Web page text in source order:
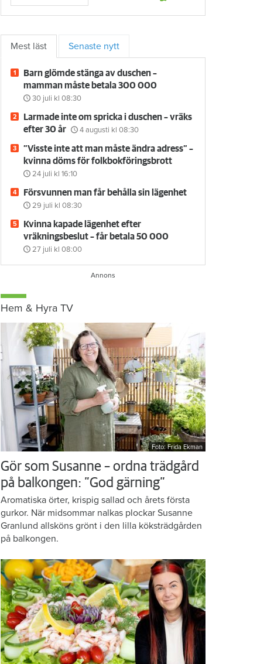
Mest läst Senaste nytt
Barn glömde stänga av duschen –
mamman måste betala 300 000
30 juli kl 08:30
Larmade inte om spricka i duschen – vräks
efter 30 år
4 augusti kl 08:30
”Visste inte att man måste ändra adress” –
kvinna döms för folkbokföringsbrott
24 juli kl 16:10
Försvunnen man får behålla sin lägenhet
29 juli kl 08:30
Kvinna kapade lägenhet efter
vräkningsbeslut – får betala 50 000
27 juli kl 08:00
Hem & Hyra TV
Foto: Frida Ekman
Gör som Susanne – ordna trädgård
på balkongen: ”God gärning”
Aromatiska örter, krispig sallad och årets första
gurkor. När midsommar nalkas plockar Susanne
Granlund allsköns grönt i den lilla köksträdgården
på balkongen.